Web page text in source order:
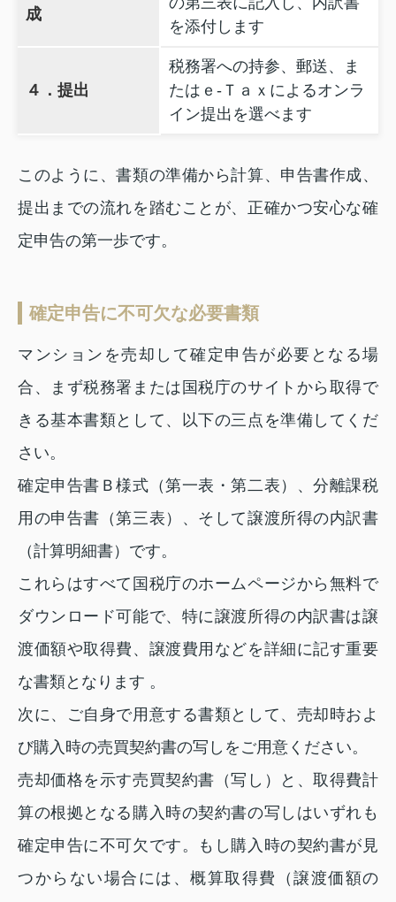
成
を添付します
４．提出
税務署への持参、郵送、ま
たはｅ‑Ｔａｘによるオンラ
イン提出を選べます
このように、書類の準備から計算、申告書作成、
提出までの流れを踏むことが、正確かつ安心な確
定申告の第一歩です。
確定申告に不可欠な必要書類
マンションを売却して確定申告が必要となる場
合、まず税務署または国税庁のサイトから取得で
きる基本書類として、以下の三点を準備してくだ
さい。
確定申告書Ｂ様式（第一表・第二表）、分離課税
用の申告書（第三表）、そして譲渡所得の内訳書
（計算明細書）です。
これらはすべて国税庁のホームページから無料で
ダウンロード可能で、特に譲渡所得の内訳書は譲
渡価額や取得費、譲渡費用などを詳細に記す重要
な書類となります 。
次に、ご自身で用意する書類として、売却時およ
び購入時の売買契約書の写しをご用意ください。
売却価格を示す売買契約書（写し）と、取得費計
算の根拠となる購入時の契約書の写しはいずれも
確定申告に不可欠です。もし購入時の契約書が見
つからない場合には、概算取得費（譲渡価額の